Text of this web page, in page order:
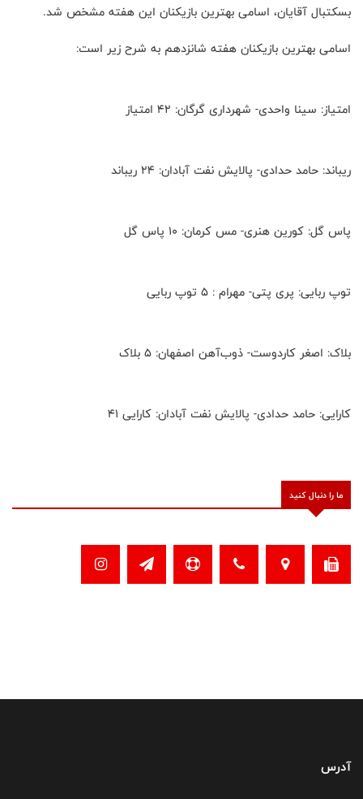
بسکتبال آقایان، اسامی بهترین بازیکنان این هفته مشخص شد.
اسامی بهترین بازیکنان هفته شانزدهم به شرح زیر است:
امتیاز: سینا واحدی- شهرداری گرگان: ۴۲ امتیاز
ریباند: حامد حدادی- پالایش نفت آبادان: ۲۴ ریباند
پاس گل: کورین هنری- مس کرمان: ۱۰ پاس گل
توپ ربایی: پری پتی- مهرام : ۵ توپ ربایی
بلاک: اصغر کاردوست- ذوب‌آهن اصفهان: ۵ بلاک
کارایی: حامد حدادی- پالایش نفت آبادان: کارایی ۴۱
ما را دنبال کنید
آدرس